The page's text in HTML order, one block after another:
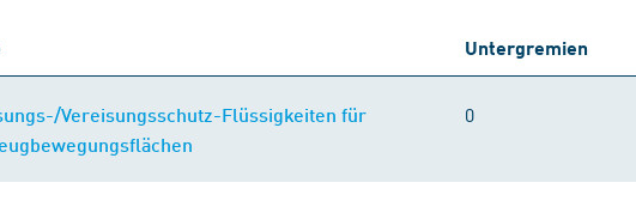
Untergremien
Vereisungsschutz-Flüssigkeiten für
0